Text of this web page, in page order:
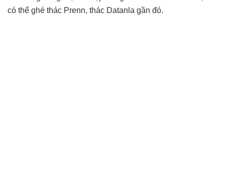
có thể ghé thác Prenn, thác Datanla gần đó.